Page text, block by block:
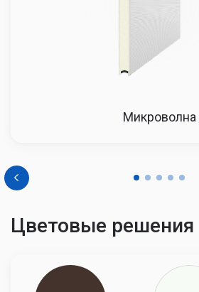
Микроволна
Цветовые решения